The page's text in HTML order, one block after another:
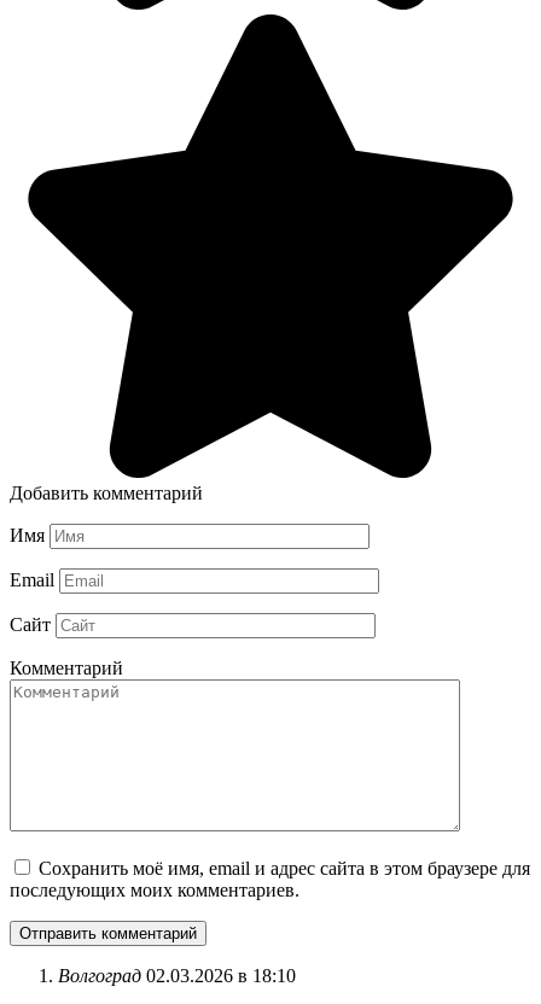
Добавить комментарий
Имя
Email
Сайт
Комментарий
Сохранить моё имя, email и адрес сайта в этом браузере для
последующих моих комментариев.
Волгоград 02.03.2026 в 18:10